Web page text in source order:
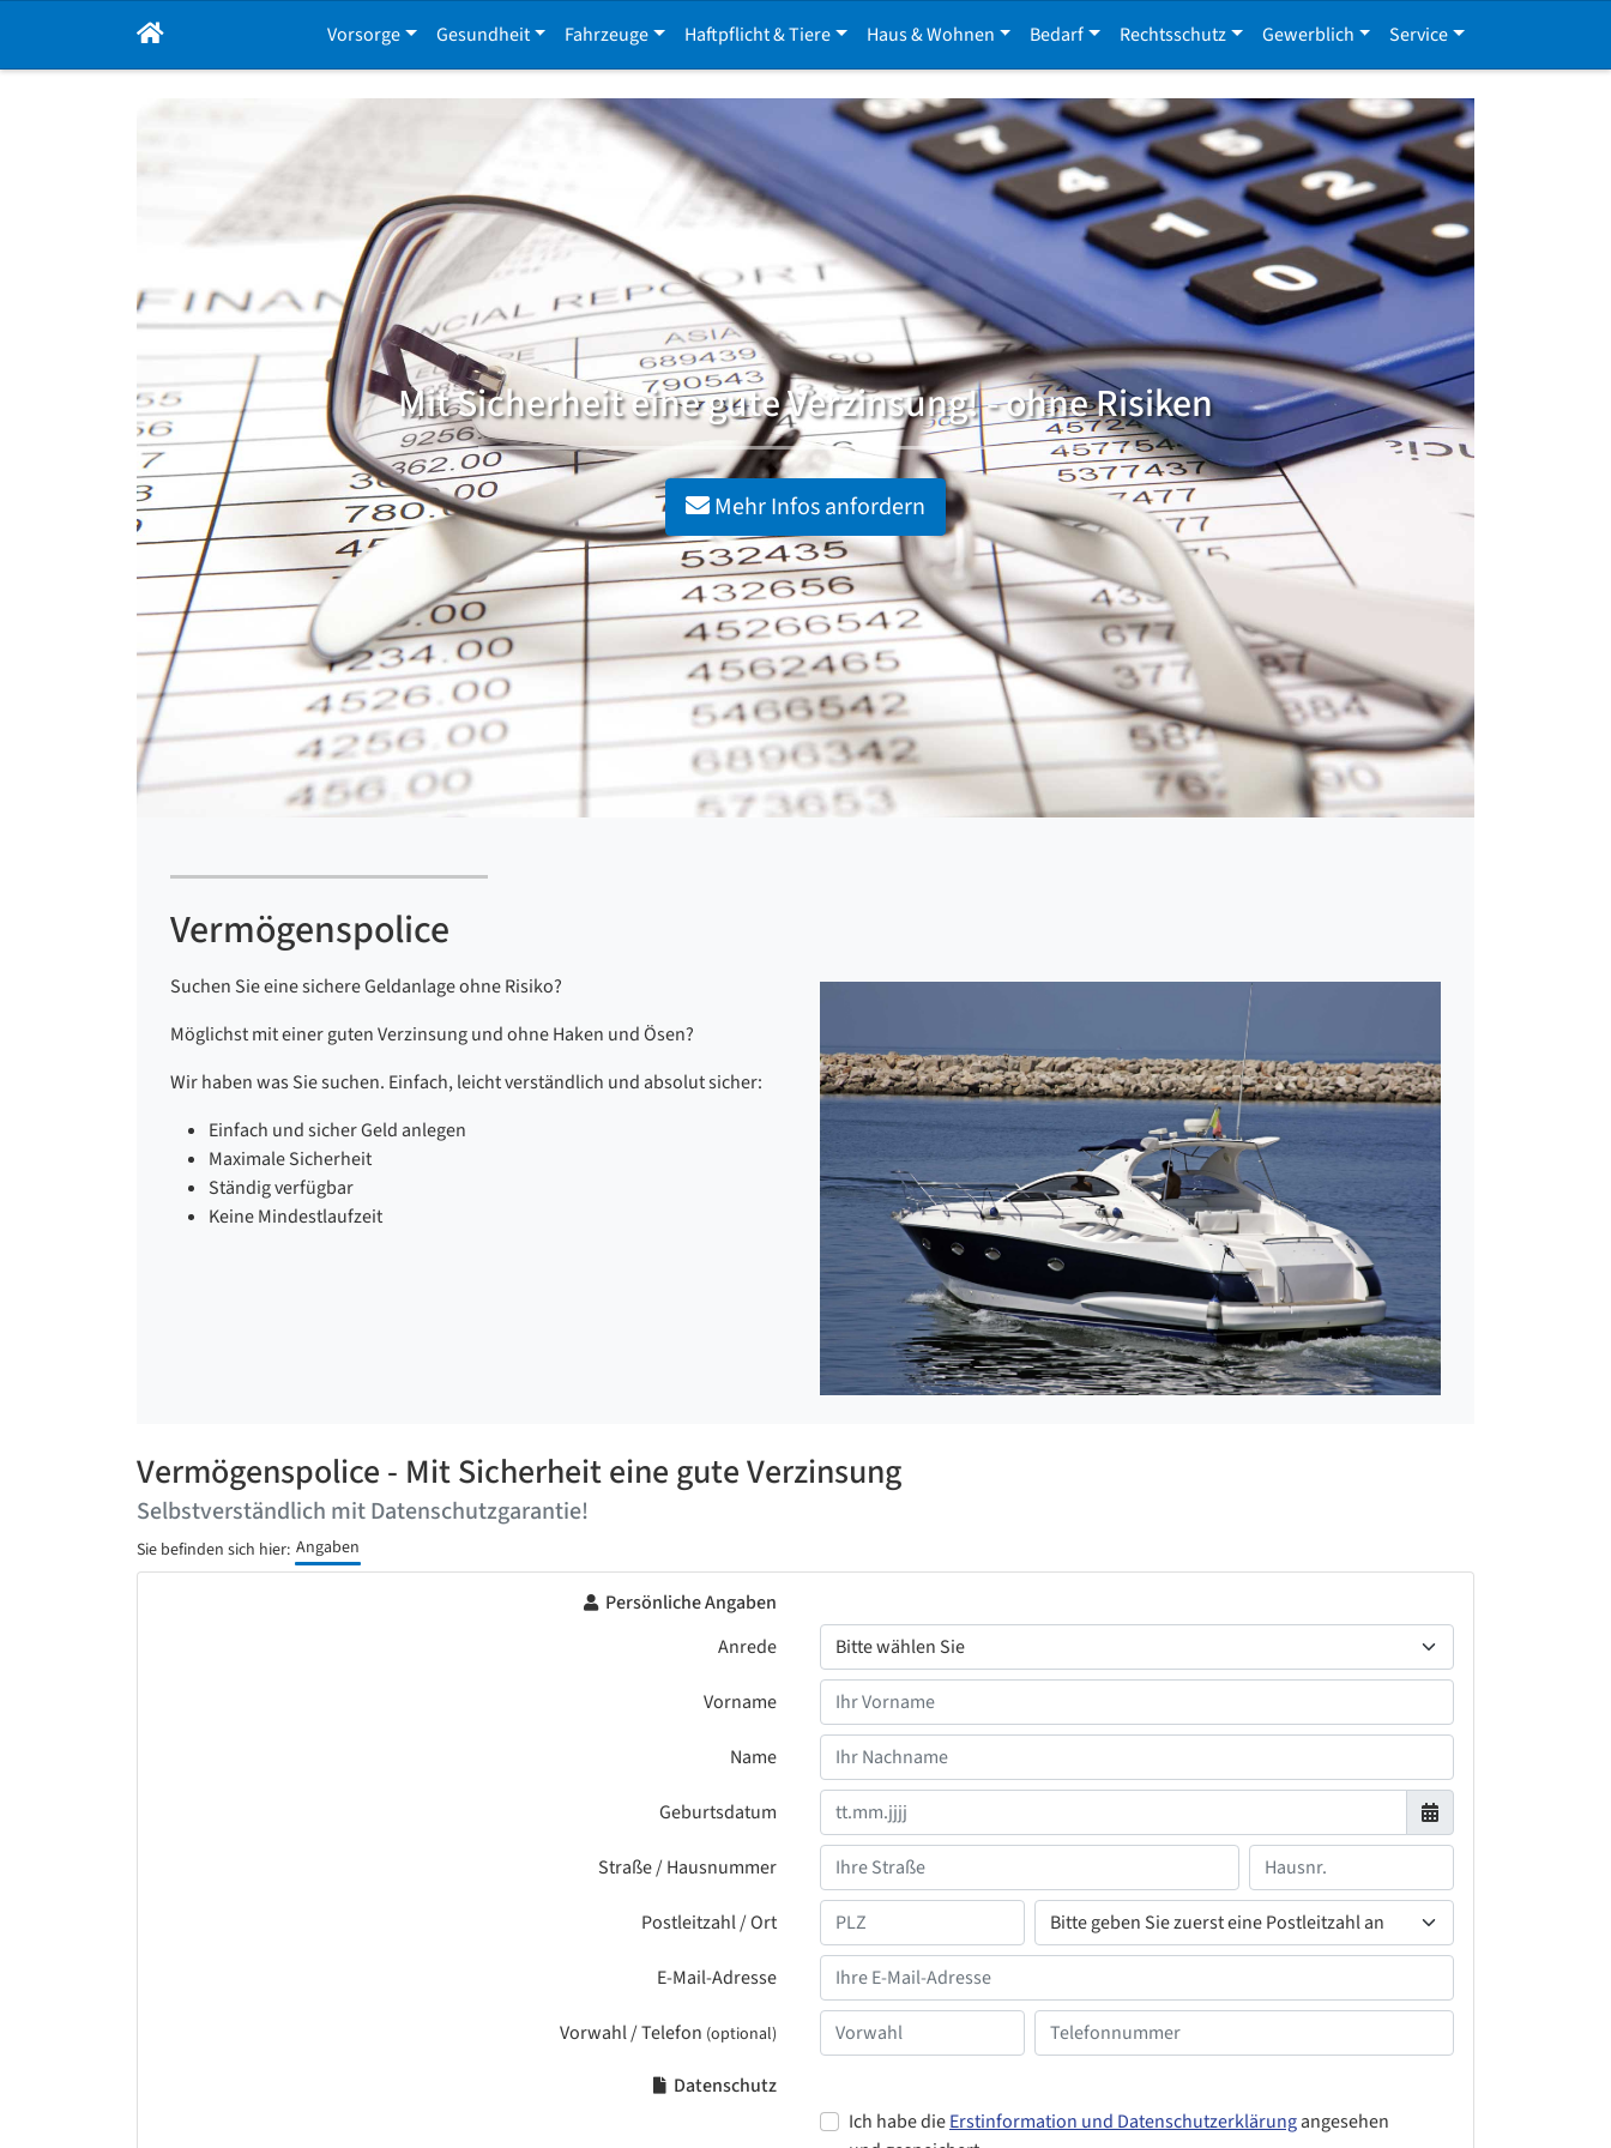
Vorsorge Gesundheit Fahrzeuge Haftpflicht & Tiere Haus & Wohnen Bedarf Rechtsschutz Gewerblich Service
Mit Sicherheit eine gute Verzinsung! - ohne Risiken
Mehr Infos anfordern
Vermögenspolice
Suchen Sie eine sichere Geldanlage ohne Risiko?
Möglichst mit einer guten Verzinsung und ohne Haken und Ösen?
Wir haben was Sie suchen. Einfach, leicht verständlich und absolut sicher:
Einfach und sicher Geld anlegen
Maximale Sicherheit
Ständig verfügbar
Keine Mindestlaufzeit
Vermögenspolice - Mit Sicherheit eine gute Verzinsung
Selbstverständlich mit Datenschutzgarantie!
Sie befinden sich hier: Angaben
Persönliche Angaben
Anrede
Vorname
Name
Geburtsdatum
Straße / Hausnummer
Postleitzahl / Ort
E-Mail-Adresse
Vorwahl / Telefon (optional)
Datenschutz
Ich habe dieErstinformation und Datenschutzerklärungangesehen